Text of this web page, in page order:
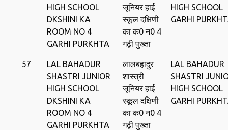
HIGH SCHOOL
DKSHINI KA
ROOM NO 4
GARHI PURKHTA
जूनियर हाई
स्कूल दक्षिणी
का क0 न0 4
गढ़ी पुख्ता
HIGH SCHOOL
GARHI
57
LAL BAHADUR
SHASTRI JUNIOR
HIGH SCHOOL
DKSHINI KA
ROOM NO 4
GARHI PURKHTA
लालबहादुर
शास्त्री
जूनियर हाई
स्कूल दक्षिणी
का क0 न0 4
गढ़ी पुख्ता
LAL BAHADUR
SHASTRI
HIGH SCHOOL
GARHI